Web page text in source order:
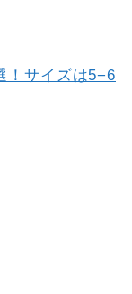
！サイズは5−6